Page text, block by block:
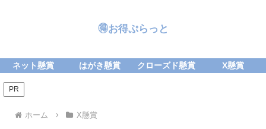
🉐お得ぷらっと
ネット懸賞 はがき懸賞 クローズド懸賞 X懸賞
PR
ホーム X懸賞